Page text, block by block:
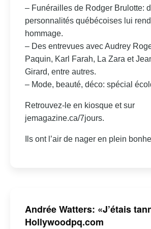
– Funérailles de Rodger Brulotte:
personnalités québécoises lui
hommage.
– Des entrevues avec Audrey
Paquin, Karl Farah, La Zara et
Girard, entre autres.
– Mode, beauté, déco: spécial
Retrouvez-le en kiosque et sur
jemagazine.ca/7jours.
Ils ont l’air de nager en plein
Andrée Watters: «J’étais
Hollywoodpq.com